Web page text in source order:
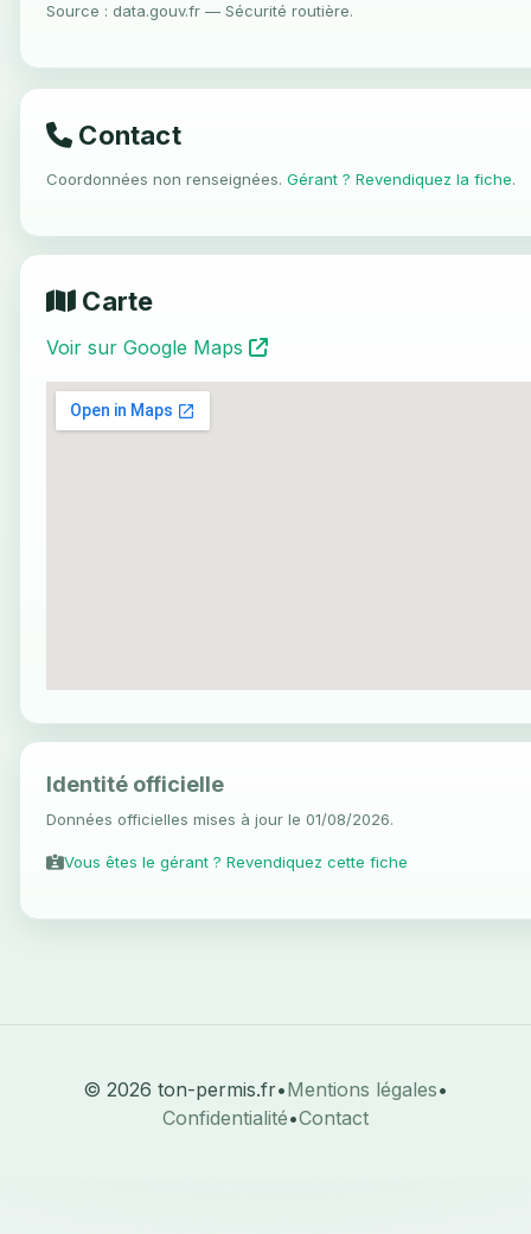
Source : data.gouv.fr — Sécurité routière.
Contact
Coordonnées non renseignées. Gérant ? Revendiquez la fiche.
Carte
Voir sur Google Maps
Identité officielle
Données officielles mises à jour le 01/08/2026.
Vous êtes le gérant ? Revendiquez cette fiche
© 2026 ton-permis.fr•Mentions légales•
Confidentialité•Contact